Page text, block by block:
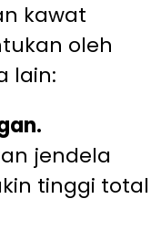
kawat
oleh
lain:
jendela
tinggi total